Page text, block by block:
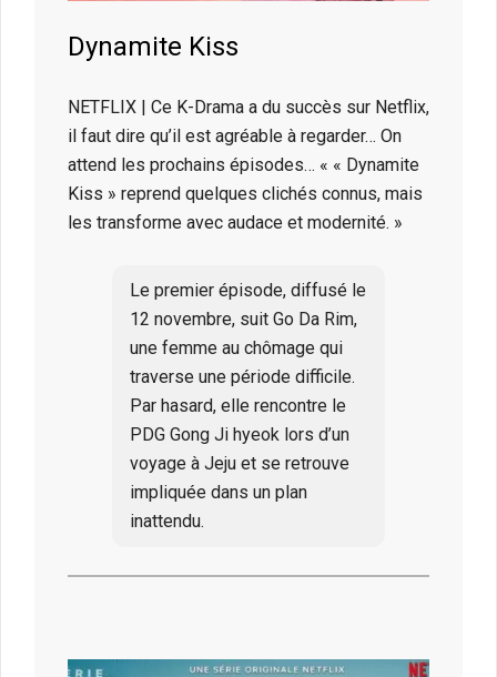
Dynamite Kiss
NETFLIX | Ce K-Drama a du succès sur Netflix,
il faut dire qu’il est agréable à regarder… On
attend les prochains épisodes… « « Dynamite
Kiss » reprend quelques clichés connus, mais
les transforme avec audace et modernité. »
Le premier épisode, diffusé le
12 novembre, suit Go Da Rim,
une femme au chômage qui
traverse une période difficile.
Par hasard, elle rencontre le
PDG Gong Ji hyeok lors d’un
voyage à Jeju et se retrouve
impliquée dans un plan
inattendu.